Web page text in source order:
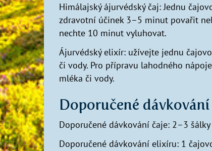
Himálajský ájurvédský čaj: Jednu
zdravotní účinek 3–5 minut povařit
nechte 10 minut vyluhovat.
Ájurvédský elixír: užívejte jednu
či vody. Pro přípravu lahodného
mléka či vody.
Doporučené dávkování
Doporučené dávkování čaje: 2–3
Doporučené dávkování elixíru: 1